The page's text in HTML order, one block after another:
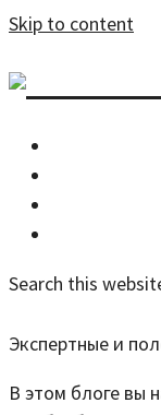
Skip to content
Search this
Экспертные и
В этом блоге вы